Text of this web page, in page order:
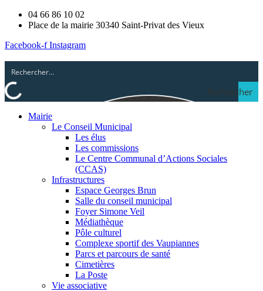
04 66 86 10 02
Place de la mairie 30340 Saint-Privat des Vieux
Facebook-f Instagram
Rechercher
Mairie
Le Conseil Municipal
Les élus
Les commissions
Le Centre Communal d’Actions Sociales
(CCAS)
Infrastructures
Espace Georges Brun
Salle du conseil municipal
Foyer Simone Veil
Médiathèque
Pôle culturel
Complexe sportif des Vaupiannes
Parcs et parcours de santé
Cimetières
La Poste
Vie associative